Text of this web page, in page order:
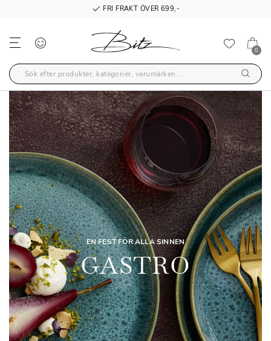
0
EN FEST FÖR ALLA SINNEN
GASTRO